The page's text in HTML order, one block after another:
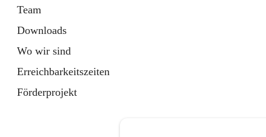
Team
Downloads
Wo wir sind
Erreichbarkeitszeiten
Förderprojekt